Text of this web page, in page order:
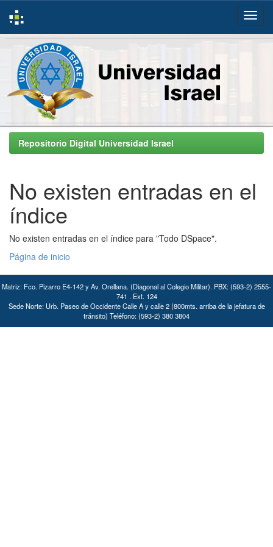
Skip
navigationRepositorio Digital Universidad Israel
No existen entradas en el
índice
No existen entradas en el índice para "Todo DSpace".
Página de inicio
Matriz: Fco. Pizarro E4-142 y Av. Orellana. (Diagonal al Colegio Militar). PBX: (593-2) 2555-
741 . Ext. 124
Sede Norte: Urb. Paseo de Occidente Calle A y calle 2 (800mts. arriba de la jefatura de
tránsito) Teléfono: (593-2) 380 3804